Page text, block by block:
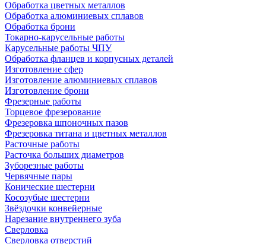
Обработка цветных металлов
Обработка алюминиевых сплавов
Обработка брони
Токарно-карусельные работы
Карусельные работы ЧПУ
Обработка фланцев и корпусных деталей
Изготовление сфер
Изготовление алюминиевых сплавов
Изготовление брони
Фрезерные работы
Торцевое фрезерование
Фрезеровка шпоночных пазов
Фрезеровка титана и цветных металлов
Расточные работы
Расточка больших диаметров
Зуборезные работы
Червячные пары
Конические шестерни
Косозубые шестерни
Звёздочки конвейерные
Нарезание внутреннего зуба
Сверловка
Сверловка отверстий